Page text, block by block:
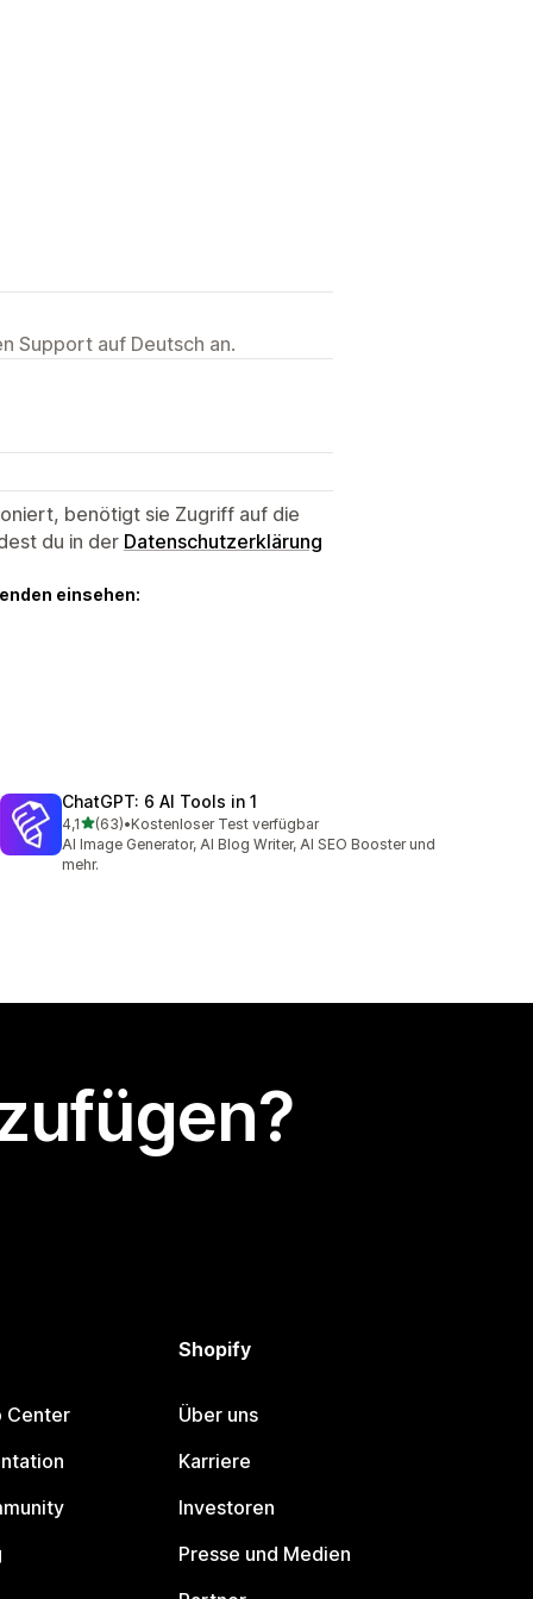
Support auf Deutsch an.
benötigt sie Zugriff auf die
du in der Datenschutzerklärung
einsehen:
ChatGPT: 6 AI Tools in 1
4,1von 5 Sternen
(63)
63 Rezensionen insgesamt
•Kostenloser Test verfügbar
AI Image Generator, AI Blog Writer, AI SEO Booster und
mehr.
Center
Shopify
Über uns
Karriere
Investoren
Presse und Medien